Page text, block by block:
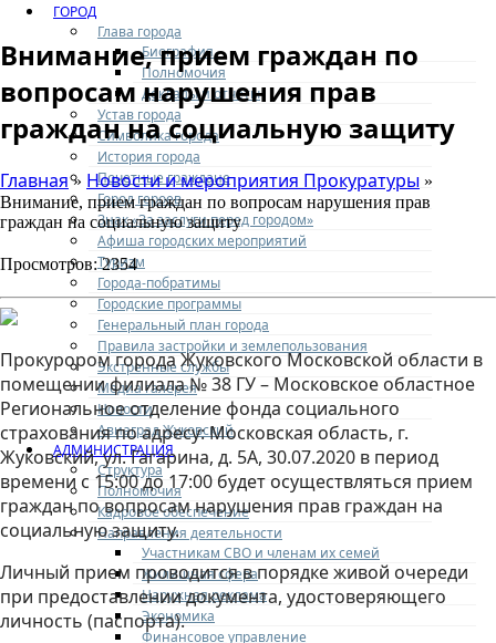
ГОРОД
Глава города
Биография
Полномочия
Доклады и отчеты
Устав города
Символика города
История города
Почетные граждане
Город героев
Знак «За заслуги перед городом»
Афиша городских мероприятий
Туризм
Города-побратимы
Городские программы
Генеральный план города
Правила застройки и землепользования
Экстренные службы
Медиа галерея
Новости
Авиаград Жуковский
АДМИНИСТРАЦИЯ
Структура
Полномочия
Кадровое обеспечение
Направления деятельности
Участникам СВО и членам их семей
Жилищная сфера
Наружная реклама
Экономика
Финансовое управление
Внимание, прием граждан по
вопросам нарушения прав
граждан на социальную защиту
Главная» Новости и мероприятия Прокуратуры »
Внимание, прием граждан по вопросам нарушения прав
граждан на социальную защиту
Просмотров: 2354
Прокурором города Жуковского Московской области в
помещении филиала № 38 ГУ – Московское областное
Региональное отделение фонда социального
страхования по адресу: Московская область, г.
Жуковский, ул. Гагарина, д. 5А, 30.07.2020 в период
времени с 15:00 до 17:00 будет осуществляться прием
граждан по вопросам нарушения прав граждан на
социальную защиту.
Личный прием проводится в порядке живой очереди
при предоставлении документа, удостоверяющего
личность (паспорта).